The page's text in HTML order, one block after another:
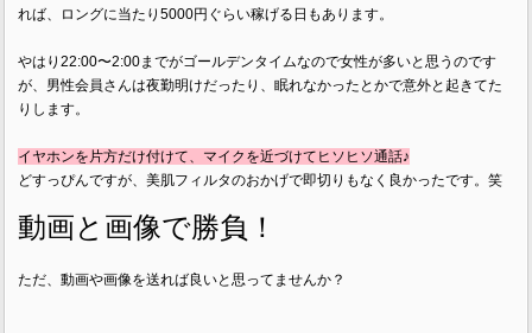
れば、ロングに当たり5000円ぐらい稼げる日もあります。
やはり22:00〜2:00までがゴールデンタイムなので女性が多いと思うのです
が、男性会員さんは夜勤明けだったり、眠れなかったとかで意外と起きてた
りします。
イヤホンを片方だけ付けて、マイクを近づけてヒソヒソ通話♪
どすっぴんですが、美肌フィルタのおかげで即切りもなく良かったです。笑
動画と画像で勝負！
ただ、動画や画像を送れば良いと思ってませんか？